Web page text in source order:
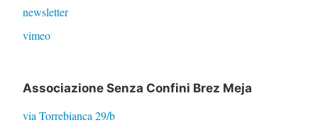
newsletter
vimeo
Associazione Senza Confini Brez Meja
via Torrebianca 29/b